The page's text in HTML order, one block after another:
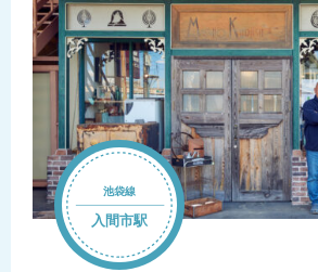
池袋線
入間市駅